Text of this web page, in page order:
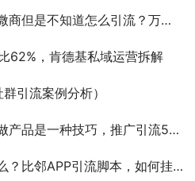
么引流？万人团队老大是这样做的（干货）)
62%，肯德基私域运营拆解
引流案例分析）
是一种技巧，推广引流5个技巧)
引流脚本，如何挂机自动引流日吸1000+？)